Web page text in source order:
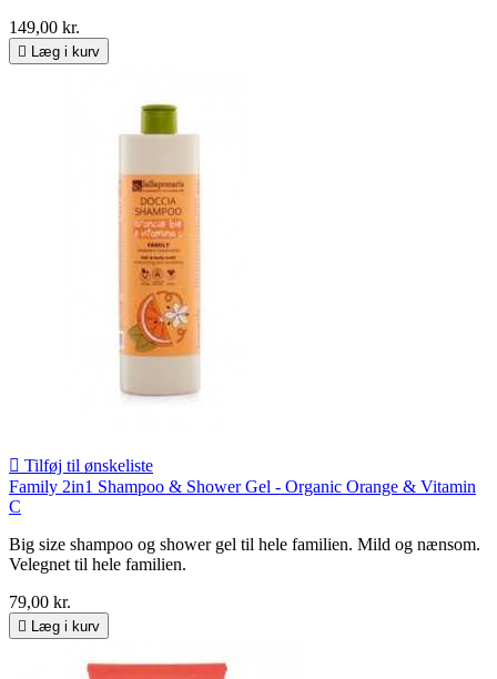
149,00 kr.
 Læg i kurv
 Tilføj til ønskeliste
Family 2in1 Shampoo & Shower Gel - Organic Orange & Vitamin
C
Big size shampoo og shower gel til hele familien. Mild og nænsom.
Velegnet til hele familien.
79,00 kr.
 Læg i kurv